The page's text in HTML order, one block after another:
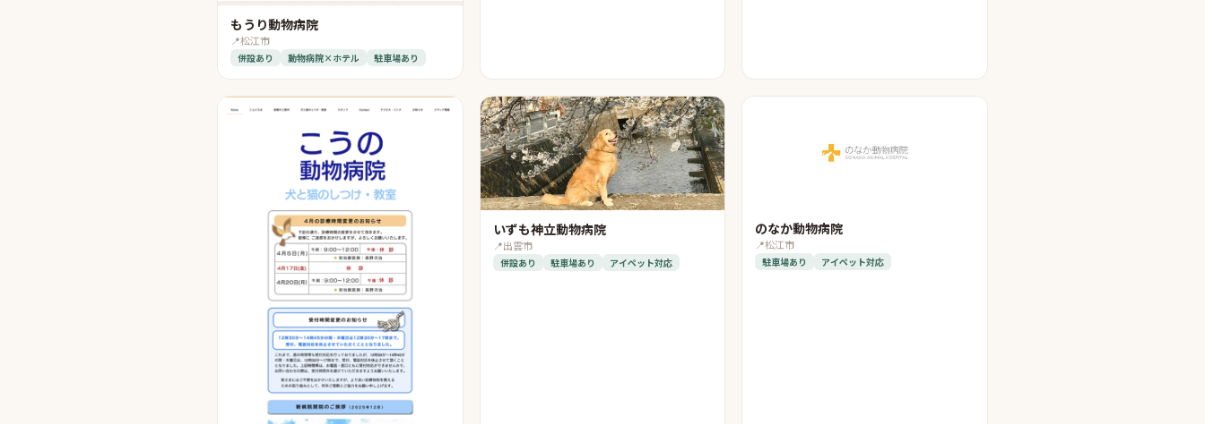
もうり動物病院
📍松江市
併設あり 動物病院×ホテル 駐車場あり
いずも神立動物病院
📍出雲市
併設あり 駐車場あり アイペット対応
のなか動物病院
📍松江市
駐車場あり アイペット対応